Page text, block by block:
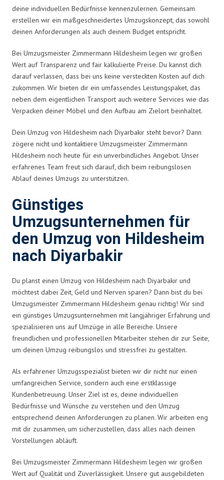
deine individuellen Bedürfnisse kennenzulernen. Gemeinsam
erstellen wir ein maßgeschneidertes Umzugskonzept, das sowohl
deinen Anforderungen als auch deinem Budget entspricht.
Bei Umzugsmeister Zimmermann Hildesheim legen wir großen
Wert auf Transparenz und fair kalkulierte Preise. Du kannst dich
darauf verlassen, dass bei uns keine versteckten Kosten auf dich
zukommen. Wir bieten dir ein umfassendes Leistungspaket, das
neben dem eigentlichen Transport auch weitere Services wie das
Verpacken deiner Möbel und den Aufbau am Zielort beinhaltet.
Dein Umzug von Hildesheim nach Diyarbakir steht bevor? Dann
zögere nicht und kontaktiere Umzugsmeister Zimmermann
Hildesheim noch heute für ein unverbindliches Angebot. Unser
erfahrenes Team freut sich darauf, dich beim reibungslosen
Ablauf deines Umzugs zu unterstützen.
Günstiges
Umzugsunternehmen für
den Umzug von Hildesheim
nach Diyarbakir
Du planst einen Umzug von Hildesheim nach Diyarbakir und
möchtest dabei Zeit, Geld und Nerven sparen? Dann bist du bei
Umzugsmeister Zimmermann Hildesheim genau richtig! Wir sind
ein günstiges Umzugsunternehmen mit langjähriger Erfahrung und
spezialisieren uns auf Umzüge in alle Bereiche. Unsere
freundlichen und professionellen Mitarbeiter stehen dir zur Seite,
um deinen Umzug reibungslos und stressfrei zu gestalten.
Als erfahrener Umzugsspezialist bieten wir dir nicht nur einen
umfangreichen Service, sondern auch eine erstklassige
Kundenbetreuung. Unser Ziel ist es, deine individuellen
Bedürfnisse und Wünsche zu verstehen und den Umzug
entsprechend deinen Anforderungen zu planen. Wir arbeiten eng
mit dir zusammen, um sicherzustellen, dass alles nach deinen
Vorstellungen abläuft.
Bei Umzugsmeister Zimmermann Hildesheim legen wir großen
Wert auf Qualität und Zuverlässigkeit. Unsere gut ausgebildeten